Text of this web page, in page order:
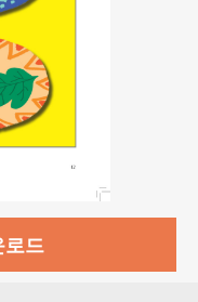
로드